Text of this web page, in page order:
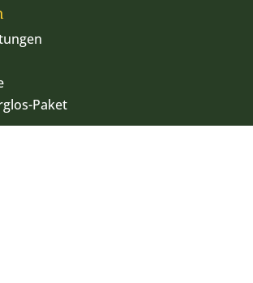
Paket